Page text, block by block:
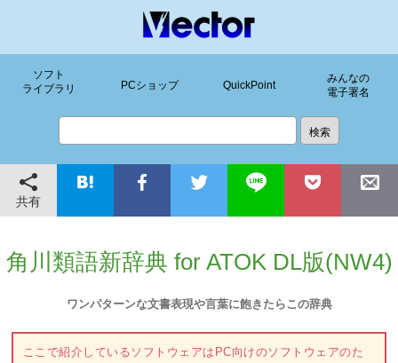
ソフト
ライブラリ
PCショップ QuickPoint
みんなの
電子署名
共有
角川類語新辞典 for ATOK DL版(NW4)
ワンパターンな文書表現や言葉に飽きたらこの辞典
ここで紹介しているソフトウェアはPC向けのソフトウェアのた